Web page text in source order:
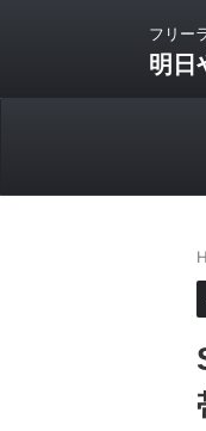
フリー
明日